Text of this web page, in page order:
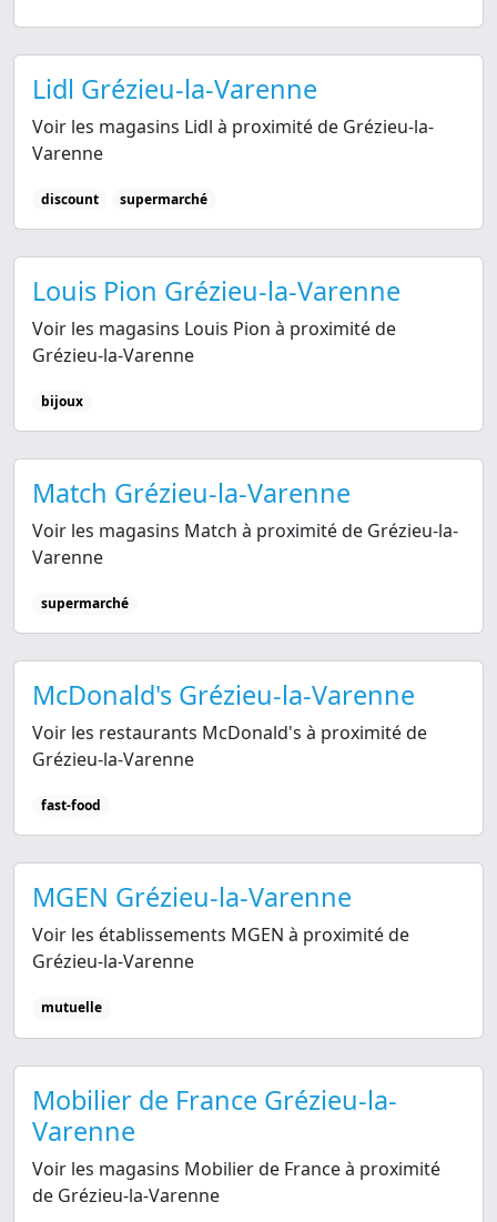
Lidl Grézieu-la-Varenne
Voir les magasins Lidl à proximité de Grézieu-la-
Varenne
discount supermarché
Louis Pion Grézieu-la-Varenne
Voir les magasins Louis Pion à proximité de
Grézieu-la-Varenne
bijoux
Match Grézieu-la-Varenne
Voir les magasins Match à proximité de Grézieu-la-
Varenne
supermarché
McDonald's Grézieu-la-Varenne
Voir les restaurants McDonald's à proximité de
Grézieu-la-Varenne
fast-food
MGEN Grézieu-la-Varenne
Voir les établissements MGEN à proximité de
Grézieu-la-Varenne
mutuelle
Mobilier de France Grézieu-la-
Varenne
Voir les magasins Mobilier de France à proximité
de Grézieu-la-Varenne